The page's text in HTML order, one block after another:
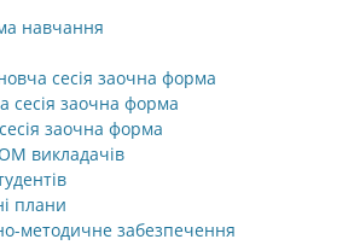
навчання
сесія заочна форма
сесія заочна форма
заочна форма
викладачів
плани
методичне забезпечення